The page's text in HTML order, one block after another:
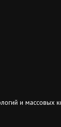
и массовых